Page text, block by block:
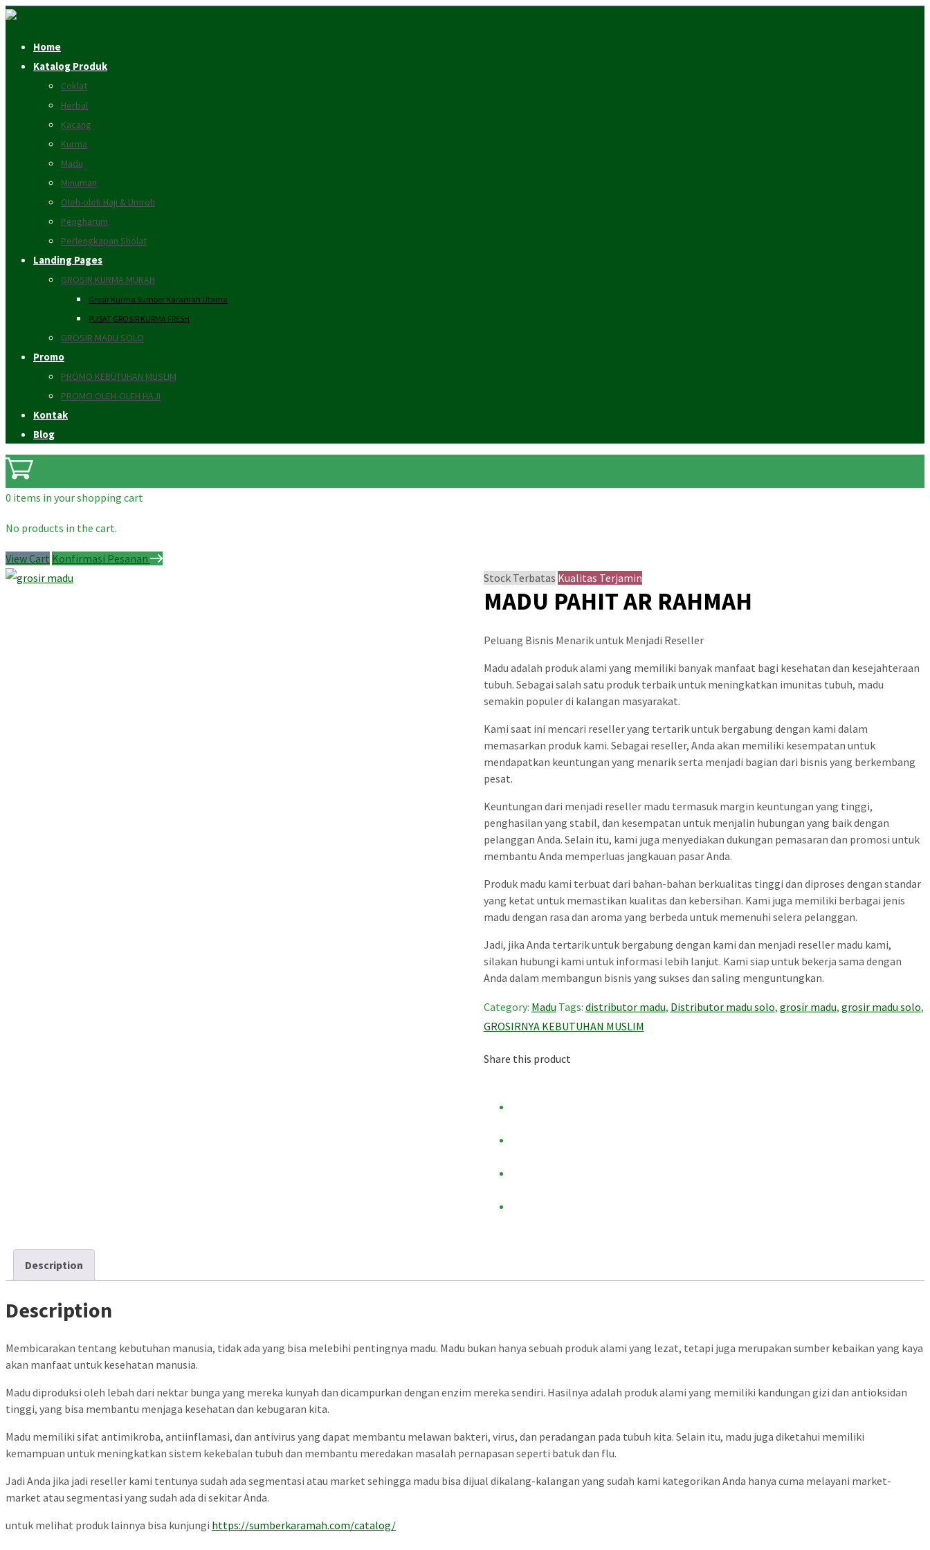
Home
Katalog Produk
Coklat
Herbal
Kacang
Kurma
Madu
Minuman
Oleh-oleh Haji & Umroh
Pengharum
Perlengkapan Sholat
Landing Pages
GROSIR KURMA MURAH
Grosir Kurma Sumber Karamah Utama
PUSAT GROSIR KURMA FRESH
GROSIR MADU SOLO
Promo
PROMO KEBUTUHAN MUSLIM
PROMO OLEH-OLEH HAJI
Kontak
Blog
0 items in your shopping cart
No products in the cart.
View Cart Konfirmasi Pesanan
Stock Terbatas Kualitas Terjamin
MADU PAHIT AR RAHMAH
Peluang Bisnis Menarik untuk Menjadi Reseller
Madu adalah produk alami yang memiliki banyak manfaat bagi kesehatan dan kesejahteraan
tubuh. Sebagai salah satu produk terbaik untuk meningkatkan imunitas tubuh, madu
semakin populer di kalangan masyarakat.
Kami saat ini mencari reseller yang tertarik untuk bergabung dengan kami dalam
memasarkan produk kami. Sebagai reseller, Anda akan memiliki kesempatan untuk
mendapatkan keuntungan yang menarik serta menjadi bagian dari bisnis yang berkembang
pesat.
Keuntungan dari menjadi reseller madu termasuk margin keuntungan yang tinggi,
penghasilan yang stabil, dan kesempatan untuk menjalin hubungan yang baik dengan
pelanggan Anda. Selain itu, kami juga menyediakan dukungan pemasaran dan promosi untuk
membantu Anda memperluas jangkauan pasar Anda.
Produk madu kami terbuat dari bahan-bahan berkualitas tinggi dan diproses dengan standar
yang ketat untuk memastikan kualitas dan kebersihan. Kami juga memiliki berbagai jenis
madu dengan rasa dan aroma yang berbeda untuk memenuhi selera pelanggan.
Jadi, jika Anda tertarik untuk bergabung dengan kami dan menjadi reseller madu kami,
silakan hubungi kami untuk informasi lebih lanjut. Kami siap untuk bekerja sama dengan
Anda dalam membangun bisnis yang sukses dan saling menguntungkan.
Category: Madu Tags: distributor madu, Distributor madu solo, grosir madu, grosir madu solo,
GROSIRNYA KEBUTUHAN MUSLIM
Share this product
Description
Description
Membicarakan tentang kebutuhan manusia, tidak ada yang bisa melebihi pentingnya madu. Madu bukan hanya sebuah produk alami yang lezat, tetapi juga merupakan sumber kebaikan yang kaya
akan manfaat untuk kesehatan manusia.
Madu diproduksi oleh lebah dari nektar bunga yang mereka kunyah dan dicampurkan dengan enzim mereka sendiri. Hasilnya adalah produk alami yang memiliki kandungan gizi dan antioksidan
tinggi, yang bisa membantu menjaga kesehatan dan kebugaran kita.
Madu memiliki sifat antimikroba, antiinflamasi, dan antivirus yang dapat membantu melawan bakteri, virus, dan peradangan pada tubuh kita. Selain itu, madu juga diketahui memiliki
kemampuan untuk meningkatkan sistem kekebalan tubuh dan membantu meredakan masalah pernapasan seperti batuk dan flu.
Jadi Anda jika jadi reseller kami tentunya sudah ada segmentasi atau market sehingga madu bisa dijual dikalang-kalangan yang sudah kami kategorikan Anda hanya cuma melayani market-
market atau segmentasi yang sudah ada di sekitar Anda.
untuk melihat produk lainnya bisa kunjungi https://sumberkaramah.com/catalog/